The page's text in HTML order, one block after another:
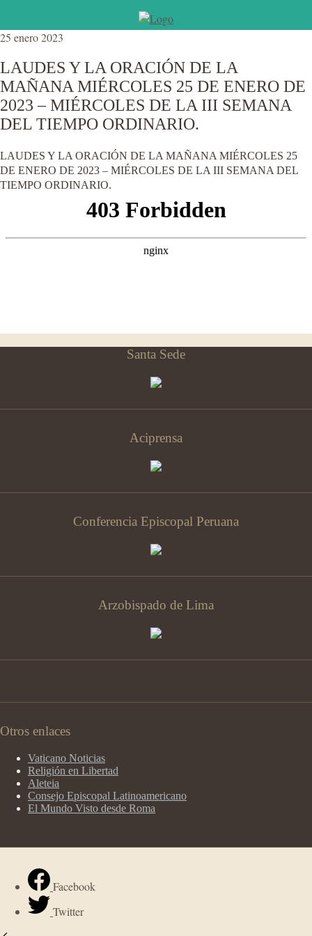
25 enero 2023
LAUDES Y LA ORACIÓN DE LA
MAÑANA MIÉRCOLES 25 DE ENERO DE
2023 – MIÉRCOLES DE LA III SEMANA
DEL TIEMPO ORDINARIO.
LAUDES Y LA ORACIÓN DE LA MAÑANA MIÉRCOLES 25
DE ENERO DE 2023 – MIÉRCOLES DE LA III SEMANA DEL
TIEMPO ORDINARIO.
Santa Sede
Aciprensa
Conferencia Episcopal Peruana
Arzobispado de Lima
Otros enlaces
Vaticano Noticias
Religión en Libertad
Aleteia
Consejo Episcopal Latinoamericano
El Mundo Visto desde Roma
Facebook
Twitter